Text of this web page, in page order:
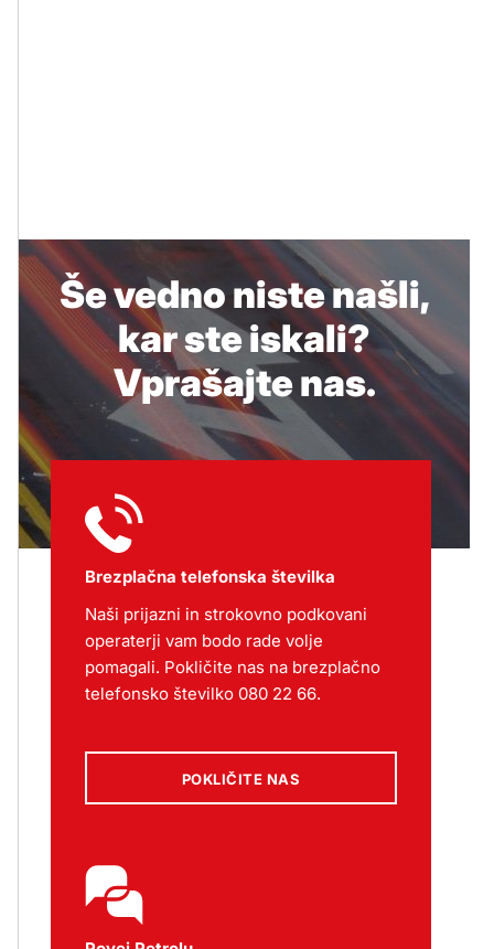
Še vedno niste našli,
kar ste iskali?
Vprašajte nas.
Brezplačna telefonska številka
Naši prijazni in strokovno podkovani
operaterji vam bodo rade volje
pomagali. Pokličite nas na brezplačno
telefonsko številko 080 22 66.
POKLIČITE NAS